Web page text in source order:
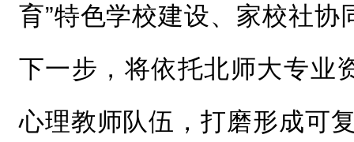
育”特色学校建设、家校社协
下一步，将依托北师大专业
心理教师队伍，打磨形成可